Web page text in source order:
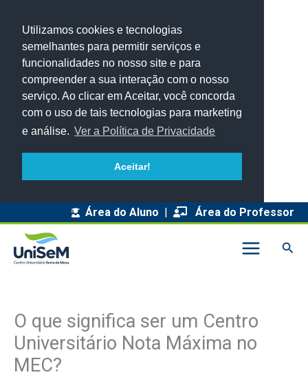
Utilizamos cookies e tecnologias
semelhantes para permitir serviços e
funcionalidades no nosso site e para
compreender a sua interação com o nosso
serviço. Ao clicar em Aceitar, você concorda
com o uso de tais tecnologias para marketing
e análise. Ver a Política de Privacidade
Aceitar!
Área do Aluno | Área do Professor
O que significa ser um Centro
Universitário Nota Máxima no
MEC?
q
u
o